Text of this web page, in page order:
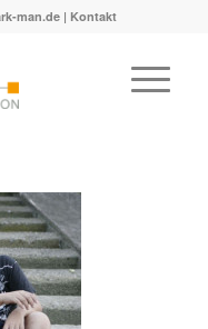
man.de | Kontakt